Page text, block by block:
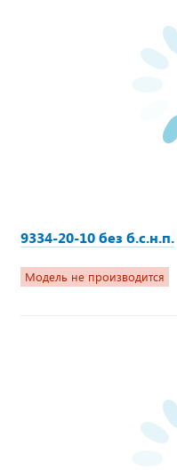
9334-20-10 без б.с.н.п.
Модель не производится